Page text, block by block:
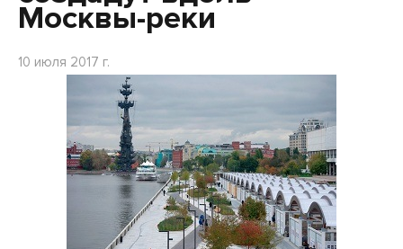
Москвы-реки
10 июля 2017 г.